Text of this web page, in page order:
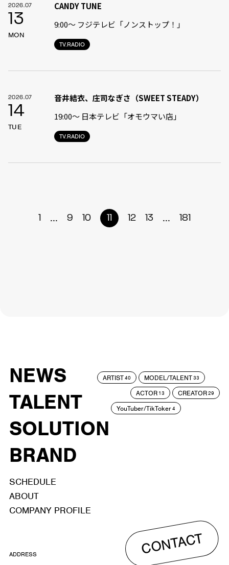
2026.07
13
MON
TV.RADIO
CANDY TUNE
9:00〜 フジテレビ「ノンストップ！」
2026.07
14
TUE
TV.RADIO
音井結衣、庄司なぎさ（SWEET STEADY）
19:00〜 日本テレビ「オモウマい店」
1 ... 9 10 11 12 13 ... 181
NEWS
TALENT
SOLUTION
BRAND
ARTIST40 MODEL/TALENT33
ACTOR 13 CREATOR29
YouTuber/TikToker4
SCHEDULE
ABOUT
COMPANY PROFILE
CONTACT
ADDRESS